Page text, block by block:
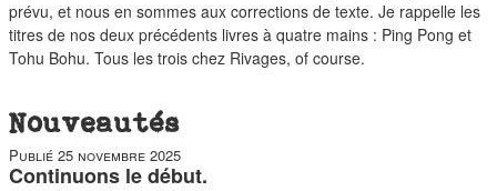
prévu, et nous en sommes aux corrections de texte. Je rappelle les
titres de nos deux précédents livres à quatre mains : Ping Pong et
Tohu Bohu. Tous les trois chez Rivages, of course.
Nouveautés
Publié 25 novembre 2025
Continuons le début.